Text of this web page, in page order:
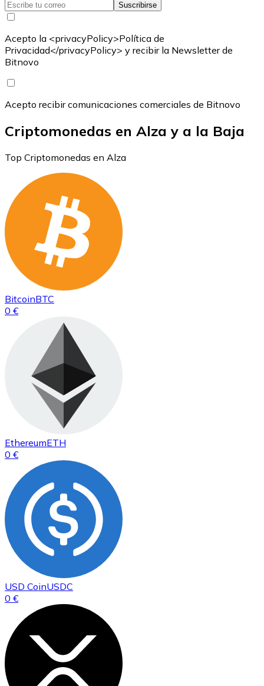
Suscribirse
Acepto la <privacyPolicy>Política de
Privacidad</privacyPolicy> y recibir la Newsletter de
Bitnovo
Acepto recibir comunicaciones comerciales de Bitnovo
Criptomonedas en Alza y a la Baja
Top Criptomonedas en Alza
BitcoinBTC
0 €
EthereumETH
0 €
USD CoinUSDC
0 €